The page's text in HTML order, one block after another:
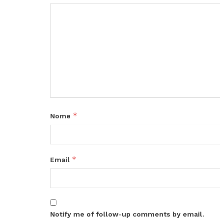
Nome *
Email *
Notify me of follow-up comments by email.